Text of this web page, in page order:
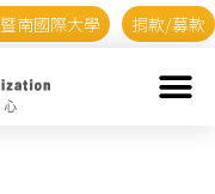
南國際大學 捐款/募款